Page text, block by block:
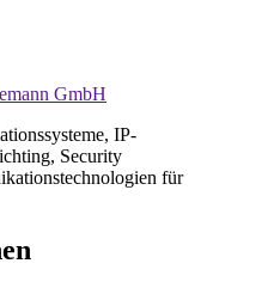
GmbH
IP-
Security
für